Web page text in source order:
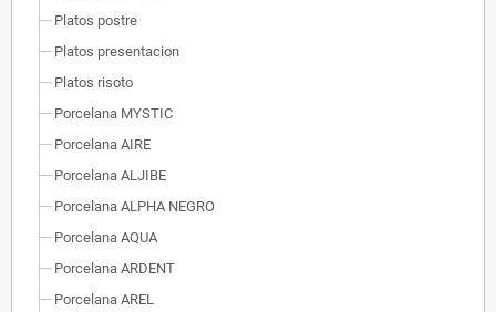
Platos postre
Platos presentacion
Platos risoto
Porcelana MYSTIC
Porcelana AIRE
Porcelana ALJIBE
Porcelana ALPHA NEGRO
Porcelana AQUA
Porcelana ARDENT
Porcelana AREL